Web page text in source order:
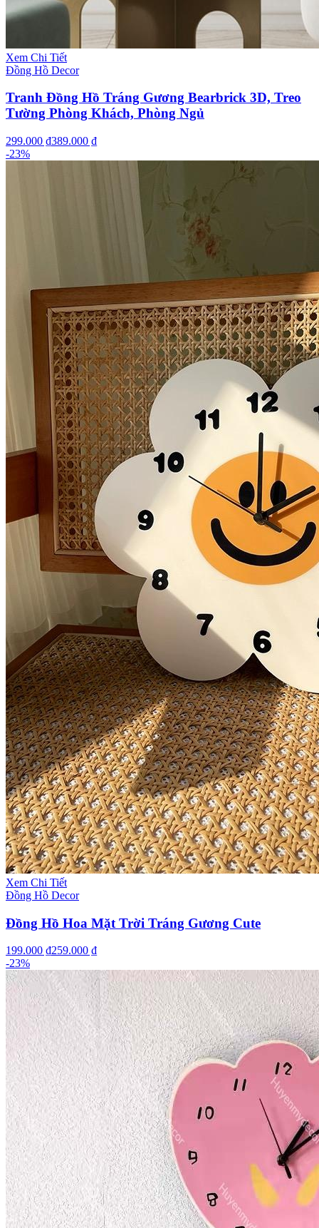
Xem Chi Tiết
Đồng Hồ Decor
Tranh Đồng Hồ Tráng Gương Bearbrick 3D, Treo
Tường Phòng Khách, Phòng Ngủ
299.000 ₫389.000 ₫
-23%
Xem Chi Tiết
Đồng Hồ Decor
Đồng Hồ Hoa Mặt Trời Tráng Gương Cute
199.000 ₫259.000 ₫
-23%